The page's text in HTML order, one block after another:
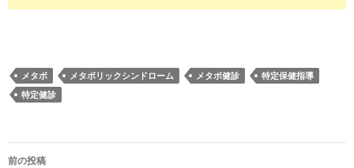
メタボ メタボリックシンドローム メタボ健診
特定保健指導
特定健診
投
前の投稿